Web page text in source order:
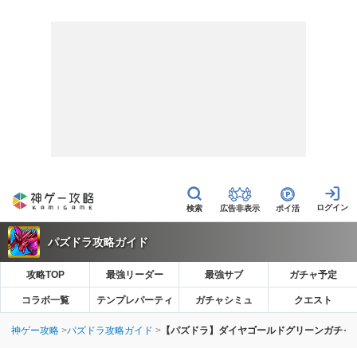
広告非表示 ポイ活
パズドラ攻略ガイド
攻略TOP 最強リーダー 最強サブ ガチャ予定
コラボ一覧 テンプレパーティ ガチャシミュ クエスト
神ゲー攻略 パズドラ攻略ガイド 【パズドラ】ダイヤゴールドグリーンガチ